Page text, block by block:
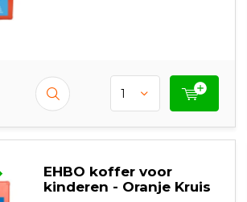
EHBO koffer voor
kinderen - Oranje Kruis